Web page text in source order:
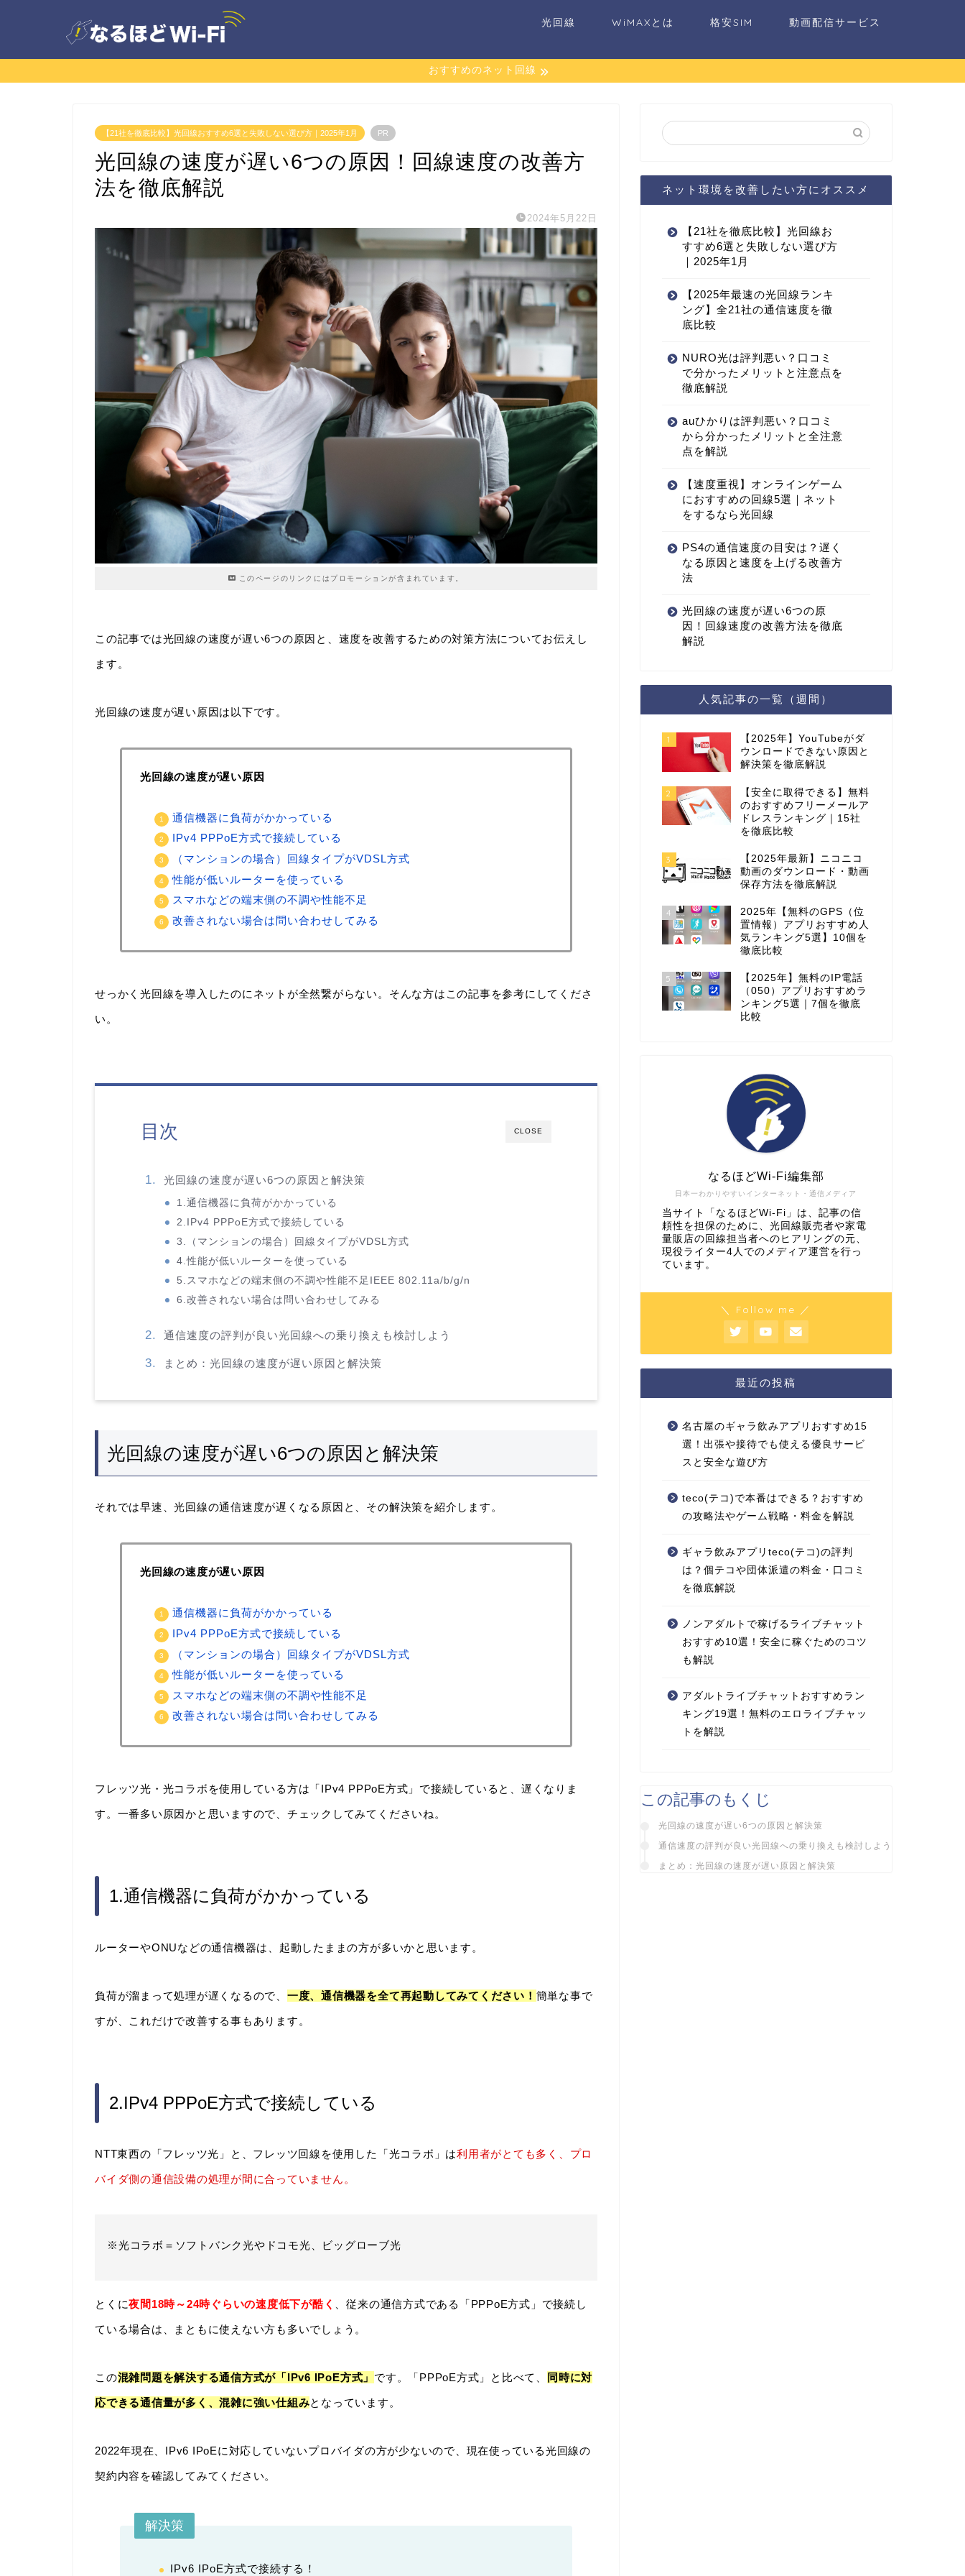
光回線 WiMAXとは 格安SIM 動画配信サービス
おすすめのネット回線
【21社を徹底比較】光回線おすすめ6選と失敗しない選び方｜2025年1月 PR
光回線の速度が遅い6つの原因！回線速度の改善方
法を徹底解説
2024年5月22日
このページのリンクにはプロモーションが含まれています。
この記事では光回線の速度が遅い6つの原因と、速度を改善するための対策方法についてお伝えし
ます。
光回線の速度が遅い原因は以下です。
光回線の速度が遅い原因
通信機器に負荷がかかっている
IPv4 PPPoE方式で接続している
（マンションの場合）回線タイプがVDSL方式
性能が低いルーターを使っている
スマホなどの端末側の不調や性能不足
改善されない場合は問い合わせしてみる
せっかく光回線を導入したのにネットが全然繋がらない。そんな方はこの記事を参考にしてくださ
い。
CLOSE
目次
光回線の速度が遅い6つの原因と解決策
1.通信機器に負荷がかかっている
2.IPv4 PPPoE方式で接続している
3.（マンションの場合）回線タイプがVDSL方式
4.性能が低いルーターを使っている
5.スマホなどの端末側の不調や性能不足IEEE 802.11a/b/g/n
6.改善されない場合は問い合わせしてみる
通信速度の評判が良い光回線への乗り換えも検討しよう
まとめ：光回線の速度が遅い原因と解決策
光回線の速度が遅い6つの原因と解決策
それでは早速、光回線の通信速度が遅くなる原因と、その解決策を紹介します。
光回線の速度が遅い原因
通信機器に負荷がかかっている
IPv4 PPPoE方式で接続している
（マンションの場合）回線タイプがVDSL方式
性能が低いルーターを使っている
スマホなどの端末側の不調や性能不足
改善されない場合は問い合わせしてみる
フレッツ光・光コラボを使用している方は「IPv4 PPPoE方式」で接続していると、遅くなりま
す。一番多い原因かと思いますので、チェックしてみてくださいね。
1.通信機器に負荷がかかっている
ルーターやONUなどの通信機器は、起動したままの方が多いかと思います。
負荷が溜まって処理が遅くなるので、 一度、通信機器を全て再起動してみてください！ 簡単な事で
すが、これだけで改善する事もあります。
2.IPv4 PPPoE方式で接続している
NTT東西の「フレッツ光」と、フレッツ回線を使用した「光コラボ」は利用者がとても多く、プロ
バイダ側の通信設備の処理が間に合っていません。
※光コラボ＝ソフトバンク光やドコモ光、ビッグローブ光
とくに夜間18時～24時ぐらいの速度低下が酷く 、従来の通信方式である「PPPoE方式」で接続し
ている場合は、まともに使えない方も多いでしょう。
この混雑問題を解決する通信方式が「IPv6 IPoE方式」 です。「PPPoE方式」と比べて、 同時に対
応できる通信量が多く、混雑に強い仕組みとなっています。
2022年現在、IPv6 IPoEに対応していないプロバイダの方が少ないので、現在使っている光回線の
契約内容を確認してみてください。
解決策
IPv6 IPoE方式で接続する！
ネット環境を改善したい方にオススメ
【21社を徹底比較】光回線お
すすめ6選と失敗しない選び方
｜2025年1月
【2025年最速の光回線ランキ
ング】全21社の通信速度を徹
底比較
NURO光は評判悪い？口コミ
で分かったメリットと注意点を
徹底解説
auひかりは評判悪い？口コミ
から分かったメリットと全注意
点を解説
【速度重視】オンラインゲーム
におすすめの回線5選｜ネット
をするなら光回線
PS4の通信速度の目安は？遅く
なる原因と速度を上げる改善方
法
光回線の速度が遅い6つの原
因！回線速度の改善方法を徹底
解説
人気記事の一覧（週間）
1
【2025年】YouTubeがダ
ウンロードできない原因と
解決策を徹底解説
2
【安全に取得できる】無料
のおすすめフリーメールア
ドレスランキング｜15社
を徹底比較
3
【2025年最新】ニコニコ
動画のダウンロード・動画
保存方法を徹底解説
4
2025年【無料のGPS（位
置情報）アプリおすすめ人
気ランキング5選】10個を
徹底比較
5
【2025年】無料のIP電話
（050）アプリおすすめラ
ンキング5選｜7個を徹底
比較
日本一わかりやすいインターネット・通信メディア
なるほどWi-Fi編集部
当サイト「なるほどWi-Fi」は、記事の信
頼性を担保のために、光回線販売者や家電
量販店の回線担当者へのヒアリングの元、
現役ライター4人でのメディア運営を行っ
ています。
＼ Follow me ／
最近の投稿
名古屋のギャラ飲みアプリおすすめ15
選！出張や接待でも使える優良サービ
スと安全な遊び方
teco(テコ)で本番はできる？おすすめ
の攻略法やゲーム戦略・料金を解説
ギャラ飲みアプリteco(テコ)の評判
は？個テコや団体派遣の料金・口コミ
を徹底解説
ノンアダルトで稼げるライブチャット
おすすめ10選！安全に稼ぐためのコツ
も解説
アダルトライブチャットおすすめラン
キング19選！無料のエロライブチャッ
トを解説
この記事のもくじ
光回線の速度が遅い6つの原因と解決策
通信速度の評判が良い光回線への乗り換えも検討しよう
まとめ：光回線の速度が遅い原因と解決策